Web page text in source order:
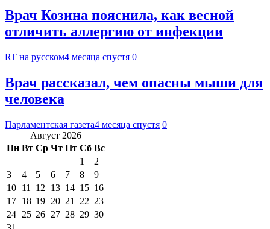
Врач Козина пояснила, как весной
отличить аллергию от инфекции
RT на русском4 месяца спустя 0
Врач рассказал, чем опасны мыши для
человека
Парламентская газета4 месяца спустя 0
Август 2026
Пн Вт Ср Чт Пт Сб Вс
1
2
3
4 5 6 7 8
9
10 11 12 13 14 15 16
17 18 19 20 21 22 23
24 25 26 27 28 29 30